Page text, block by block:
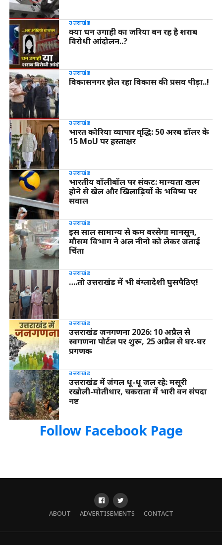
उत्तराखंड
क्या धन उगाही का जरिया बन रह है शराब
विरोधी आंदोलन..?
उत्तराखंड
विकासनगर झेल रहा विकास की प्रसव पीड़ा..!
उत्तराखंड
भारत कोरिया व्यापार वृद्धि: 50 अरब डॉलर के
15 MoU पर हस्ताक्षर
उत्तराखंड
भारतीय वॉलीबॉल पर संकट: मान्यता खत्म
होने से खेल और खिलाड़ियों के भविष्य पर
सवाल
उत्तराखंड
इस साल सामान्य से कम बरसेगा मानसून,
मौसम विभाग ने अल नीनो को लेकर जताई
चिंता
उत्तराखंड
….तो उत्तराखंड में भी बंग्लादेशी घुसपैठिए!
उत्तराखंड
उत्तराखंड जनगणना 2026: 10 अप्रैल से
स्वगणना पोर्टल पर शुरू, 25 अप्रैल से घर-घर
प्रगणक
उत्तराखंड
उत्तराखंड में जंगल धू-धू जल रहे: मसूरी
रखोली-मोतीधार, चकराता में भारी वन संपदा
नष्ट
Follow Facebook Page
ABOUT ADVERTISEMENTS CONTACT